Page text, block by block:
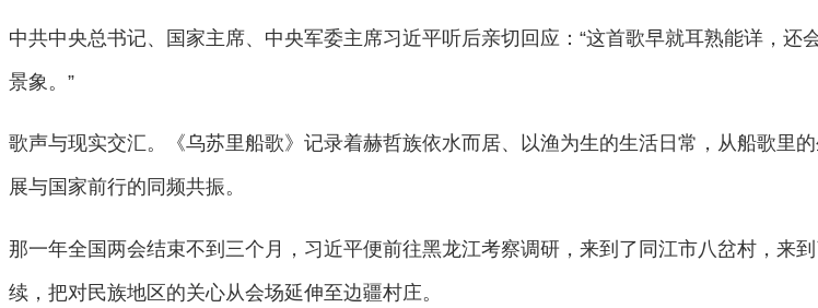
中共中央总书记、国家主席、中央军委主席习近平听后亲切回应：“这首歌早就耳熟能详，
景象。”
歌声与现实交汇。《乌苏里船歌》记录着赫哲族依水而居、以渔为生的生活日常，从船歌里
展与国家前行的同频共振。
那一年全国两会结束不到三个月，习近平便前往黑龙江考察调研，来到了同江市八岔村，来
续，把对民族地区的关心从会场延伸至边疆村庄。